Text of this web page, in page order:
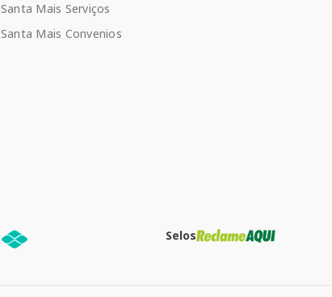
Santa Mais Serviços
Santa Mais Convenios
Selos